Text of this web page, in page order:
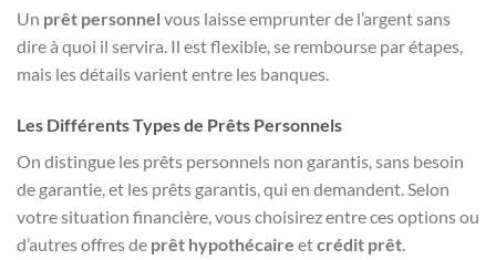
Un prêt personnel vous laisse emprunter de l’argent sans
dire à quoi il servira. Il est flexible, se rembourse par étapes,
mais les détails varient entre les banques.
Les Différents Types de Prêts Personnels
On distingue les prêts personnels non garantis, sans besoin
de garantie, et les prêts garantis, qui en demandent. Selon
votre situation financière, vous choisirez entre ces options ou
d’autres offres de prêt hypothécaire etcrédit prêt.